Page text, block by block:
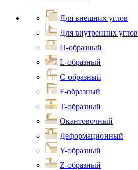
Для внешних углов
Для внутренних углов
П-образный
L-образный
С-образный
F-образный
Т-образный
Окантовочный
Деформационный
Y-образный
Z-образный